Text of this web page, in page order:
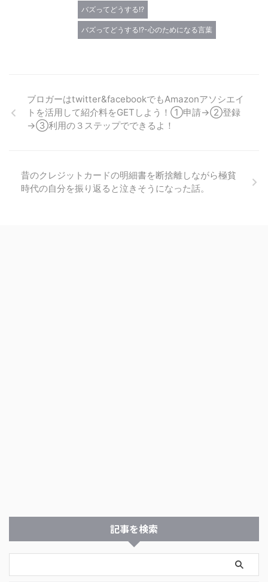
バズってどうする!?
バズってどうする!?-心のためになる言葉
ブロガーはtwitter&facebookでもAmazonアソシエイ
トを活用して紹介料をGETしよう！①申請→②登録
→③利用の３ステップでできるよ！
昔のクレジットカードの明細書を断捨離しながら極貧
時代の自分を振り返ると泣きそうになった話。
記事を検索